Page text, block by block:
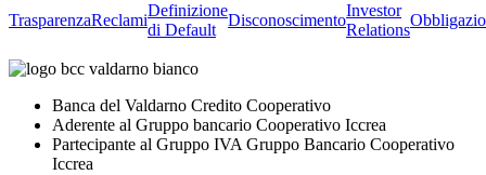
TrasparenzaReclami
Definizione
di Default
Disconoscimento
Investor
Relations
Banca del Valdarno Credito Cooperativo
Aderente al Gruppo bancario Cooperativo Iccrea
Partecipante al Gruppo IVA Gruppo Bancario Cooperativo
Iccrea